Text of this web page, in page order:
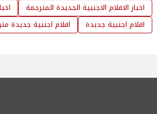
اخبار الافلام الاجنبية الجديدة المترجمة
افلام اجنبية جديدة
افلام اجنبية جديدة